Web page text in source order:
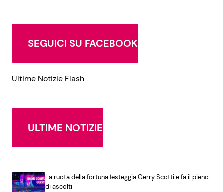
SEGUICI SU FACEBOOK
Ultime Notizie Flash
ULTIME NOTIZIE
La ruota della fortuna festeggia Gerry Scotti e fa il pieno
di ascolti